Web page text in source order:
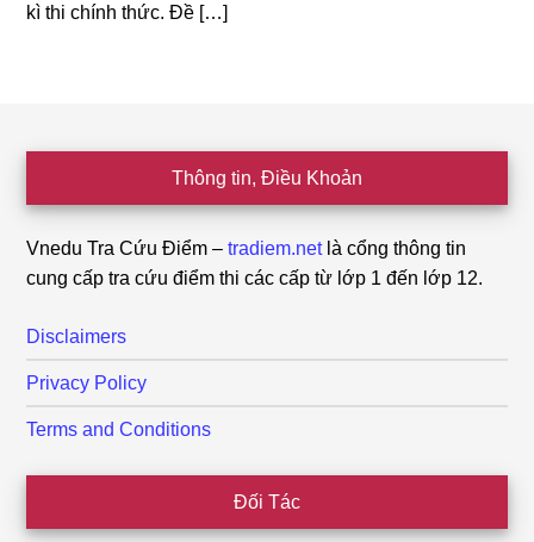
kì thi chính thức. Đề […]
Thông tin, Điều Khoản
Vnedu Tra Cứu Điểm –tradiem.netlà cổng thông tin
cung cấp tra cứu điểm thi các cấp từ lớp 1 đến lớp 12.
Disclaimers
Privacy Policy
Terms and Conditions
Đối Tác